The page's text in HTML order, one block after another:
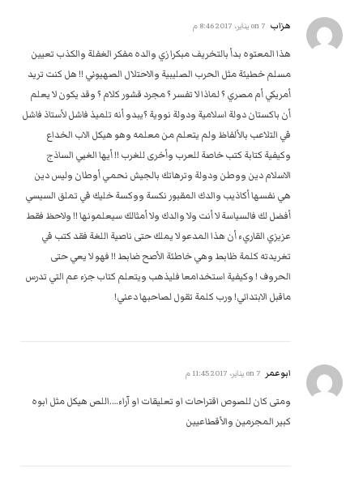
هزاب 7 يناير، 2017 8:46 م
هذا المعتوه بدأ بالتخريف مبكرا زي والده مفكر الغفلة والكذب تعيين
مسلم خطيئة مثل الحرب الصليبية والاحتلال الصهيوني !! هل كنت تريد
أمريكي أم مصري ؟ لماذا لا تفسر ؟ مجرد قشور كلام ؟ وقد يكون لا يعلم
أن باكستان دولة اسلامية ودولة نووية ؟يبدو أنه تلميذ فاشل لأستاذ فاشل
في التلاعب بالألفاظ ولم يتعلم من معلمه وهو هيكل الاب الخداع
وكيفية كتابة كتب خاصة للعرب وأخرى للغرب !! أيها الغبي الساذج
الاسلام دين ووطن ودولة وترهاتك بالجيش نحمي أوطان وليس دين
هي نفسها أكاذيب والدك المقبور نكسة ووكسة خليك في تملق السيسي
أفضل لك فالسياسة لا أنت ولا والدك ولا أمثالك سيعلمونها !! ولاحظ فقط
عزيزي القاريء أن هذا المدعو لا يملك حتى ناصية اللغة فقد كتب في
تغريدته كلمة ظابط وهي خاطئة الأصح ضابط !! فهو لا يعي حتى
الحروف ! وكيفية استخدامعا فليذهب ويتعلم كتاب جزء عم التي تدرس
ماقبل الابتدائي! ورب كلمة تقول لصاحبها دعني!
ابوعمر 7 يناير، 2017 11:45 م
ومتى كان للصوص اقتراحات او تعليقات او آراء….اللص هيكل مثل ابوه
كبير المجرمين والأقطاعيين